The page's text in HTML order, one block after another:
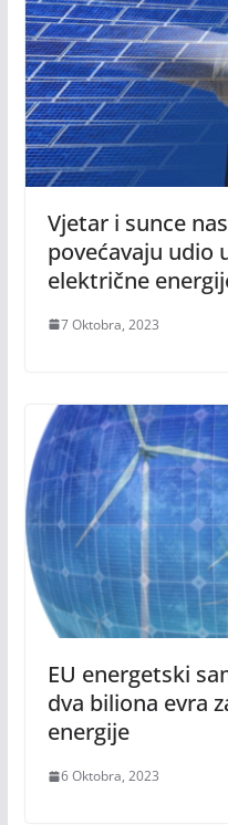
Vjetar i sunce
povećavaju udio
električne
7 Oktobra, 2023
EU energetski
dva biliona evra
energije
6 Oktobra, 2023